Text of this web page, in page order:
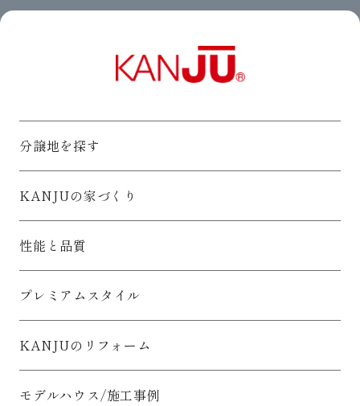
分譲地を探す
KANJUの家づくり
性能と品質
プレミアムスタイル
KANJUのリフォーム
モデルハウス/施工事例